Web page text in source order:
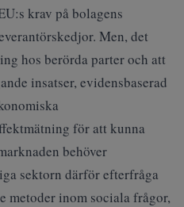
krav på bolagens
Men, det
hos berörda parter och att
insatser, evidensbaserad
för att kunna
behöver
sektorn därför efterfråga
metoder inom sociala frågor,